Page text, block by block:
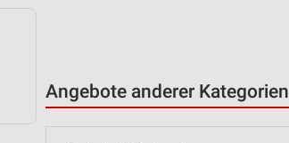
Angebote anderer Kategorien